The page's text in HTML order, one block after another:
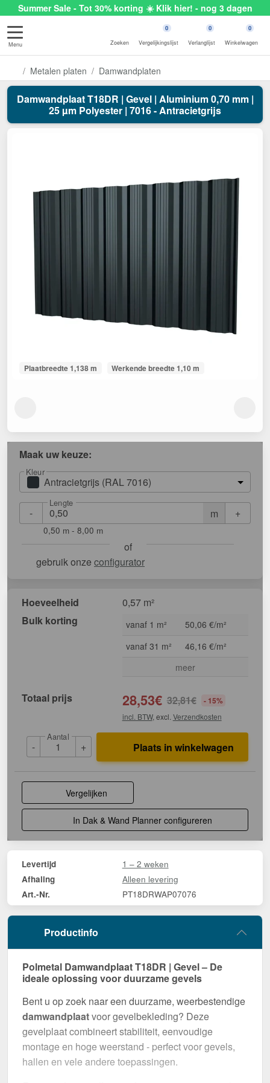
Summer Sale - Tot 30% korting ☀️ Klik hier! - nog 3 dagen
Menu Zoeken
0
Vergelijkingslijst
0
Verlanglijst
0
Winkelwagen
Metalen platen Damwandplaten
Damwandplaat T18DR | Gevel | Aluminium 0,70 mm |
25 µm Polyester | 7016 - Antracietgrijs
Plaatbreedte 1,138 m Werkende breedte 1,10 m
Maak uw keuze:
Kleur
Antracietgrijs (RAL 7016)
- m
Lengte
+
0,50 m - 8,00 m
of
gebruik onze configurator
Hoeveelheid
0,57 m²
Bulk korting
vanaf 1 m²
50,06 €/m²
vanaf 31 m²
46,16 €/m²
meer
Totaal prijs 28,53€ 32,81€ - 15%
incl. BTW, excl. Verzendkosten
-
Aantal
+ Plaats in winkelwagen
Vergelijken
In Dak & Wand Planner configureren
Levertijd 1 – 2 weken
Afhaling Alleen levering
Art.-Nr. PT18DRWAP07076
Productinfo
Polmetal Damwandplaat T18DR | Gevel – De
ideale oplossing voor duurzame gevels
Bent u op zoek naar een duurzame, weerbestendige
damwandplaatvoor gevelbekleding? Deze
gevelplaat combineert stabiliteit, eenvoudige
montage en hoge weerstand - perfect voor gevels,
hallen en vele andere toepassingen.